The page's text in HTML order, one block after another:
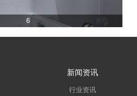
6
新闻资讯
行业资讯